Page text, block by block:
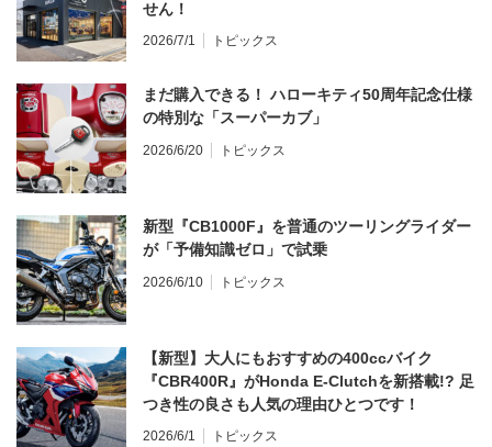
せん！
2026/7/1 トピックス
まだ購入できる！ ハローキティ50周年記念仕様
の特別な「スーパーカブ」
2026/6/20 トピックス
新型『CB1000F』を普通のツーリングライダー
が「予備知識ゼロ」で試乗
2026/6/10 トピックス
【新型】大人にもおすすめの400ccバイク
『CBR400R』がHonda E-Clutchを新搭載!? 足
つき性の良さも人気の理由ひとつです！
2026/6/1 トピックス